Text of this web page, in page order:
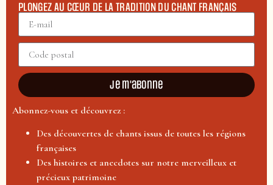
PLONGEZ AU CŒUR DE LA TRADITION DU CHANT FRANÇAIS
Je m'abonne
Abonnez-vous et découvrez :
Des découvertes de chants issus de toutes les régions
françaises
Des histoires et anecdotes sur notre merveilleux et
précieux patrimoine